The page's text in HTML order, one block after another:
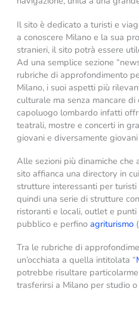
Il sito è dedicato a turisti e
a conoscere Milano e la sua
stranieri, il sito potrà essere
Ad una semplice sezione
rubriche di approfondimento
Milano, i suoi aspetti più
culturale ma senza mancare
capoluogo lombardo infatti
teatrali, mostre e concerti in
giovani e diversamente
Alle sezioni più dinamiche
sito affianca una directory in
strutture interessanti per
quindi una serie di strutture
ristoranti e locali, outlet e
pubblico e perfino agriturismo
Tra le rubriche di
un’occhiata a quella intitolata “
potrebbe risultare
trasferirsi a Milano per studio